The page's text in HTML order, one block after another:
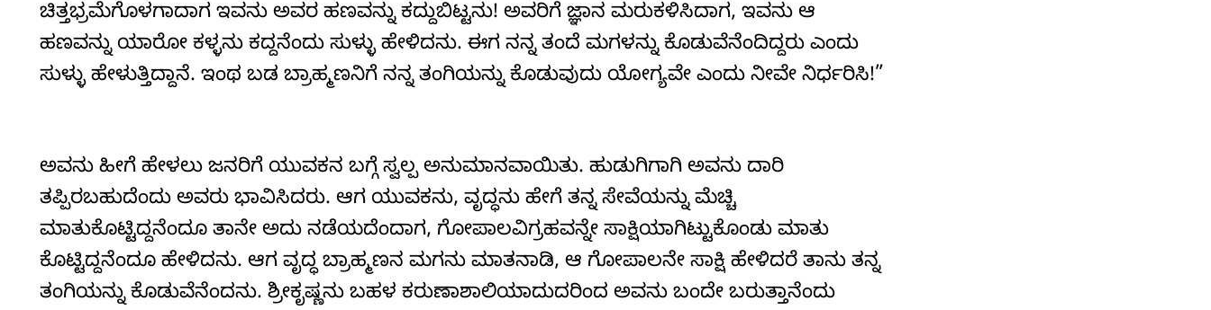
ಚಿತ್ತಭ್ರಮೆಗೊಳಗಾದಾಗ ಇವನು ಅವರ ಹಣವನ್ನು ಕದ್ದುಬಿಟ್ಟನು! ಅವರಿಗೆ ಜ್ಞಾನ ಮರುಕಳಿಸಿದಾಗ, ಇವನು ಆ
ಹಣವನ್ನು ಯಾರೋ ಕಳ್ಳನು ಕದ್ದನೆಂದು ಸುಳ್ಳು ಹೇಳಿದನು. ಈಗ ನನ್ನ ತಂದೆ ಮಗಳನ್ನು ಕೊಡುವೆನೆಂದಿದ್ದರು ಎಂದು
ಸುಳ್ಳು ಹೇಳುತ್ತಿದ್ದಾನೆ. ಇಂಥ ಬಡ ಬ್ರಾಹ್ಮಣನಿಗೆ ನನ್ನ ತಂಗಿಯನ್ನು ಕೊಡುವುದು ಯೋಗ್ಯವೇ ಎಂದು ನೀವೇ ನಿರ್ಧರಿಸಿ!”
ಅವನು ಹೀಗೆ ಹೇಳಲು ಜನರಿಗೆ ಯುವಕನ ಬಗ್ಗೆ ಸ್ವಲ್ಪ ಅನುಮಾನವಾಯಿತು. ಹುಡುಗಿಗಾಗಿ ಅವನು ದಾರಿ
ತಪ್ಪಿರಬಹುದೆಂದು ಅವರು ಭಾವಿಸಿದರು. ಆಗ ಯುವಕನು, ವೃದ್ಧನು ಹೇಗೆ ತನ್ನ ಸೇವೆಯನ್ನು ಮೆಚ್ಚಿ
ಮಾತುಕೊಟ್ಟಿದ್ದನೆಂದೂ ತಾನೇ ಅದು ನಡೆಯದೆಂದಾಗ, ಗೋಪಾಲವಿಗ್ರಹವನ್ನೇ ಸಾಕ್ಷಿಯಾಗಿಟ್ಟುಕೊಂಡು ಮಾತು
ಕೊಟ್ಟಿದ್ದನೆಂದೂ ಹೇಳಿದನು. ಆಗ ವೃದ್ಧ ಬ್ರಾಹ್ಮಣನ ಮಗನು ಮಾತನಾಡಿ, ಆ ಗೋಪಾಲನೇ ಸಾಕ್ಷಿ ಹೇಳಿದರೆ ತಾನು ತನ್ನ
ತಂಗಿಯನ್ನು ಕೊಡುವೆನೆಂದನು. ಶ್ರೀಕೃಷ್ಣನು ಬಹಳ ಕರುಣಾಶಾಲಿಯಾದುದರಿಂದ ಅವನು ಬಂದೇ ಬರುತ್ತಾನೆಂದು